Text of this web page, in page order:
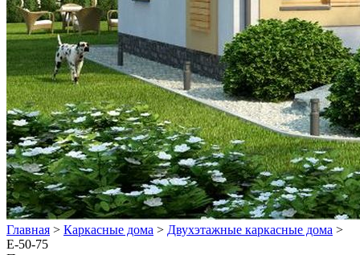
Главная > Каркасные дома > Двухэтажные каркасные дома >
E-50-75